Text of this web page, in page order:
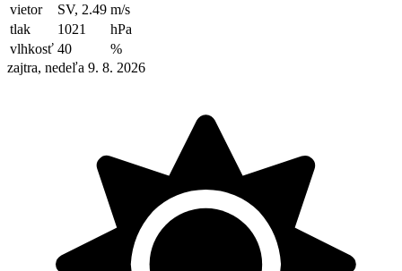
vietor
SV, 2.49 m/s
tlak
1021
hPa
vlhkosť 40
%
zajtra, nedeľa 9. 8. 2026